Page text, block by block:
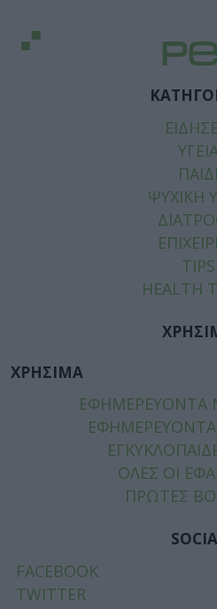
ΠΑΙΔΙ
ΨΥΧΙΚΗ
TIPS
HEALTH
ΧΡΗΣΙΜΑ
ΕΦΗΜΕΡΕΥΟΝΤΑ
ΟΛΕΣ ΟΙ
ΠΡΩΤΕΣ
FACEBOOK
TWITTER